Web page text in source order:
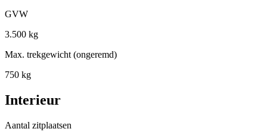
GVW
3.500 kg
Max. trekgewicht (ongeremd)
750 kg
Interieur
Aantal zitplaatsen